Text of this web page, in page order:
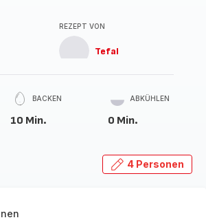
REZEPT VON
Tefal
BACKEN
10 Min.
ABKÜHLEN
0 Min.
4 Personen